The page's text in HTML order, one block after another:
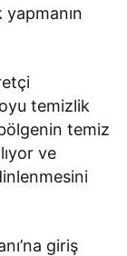
temizlik
bölgenin temiz
ve
giriş